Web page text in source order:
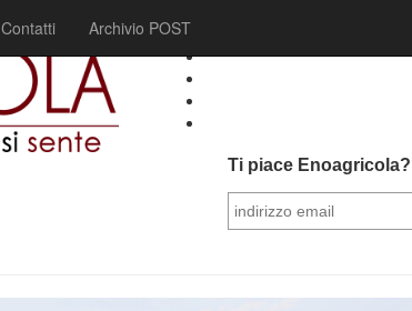
Contatti Archivio POST
Ti piace